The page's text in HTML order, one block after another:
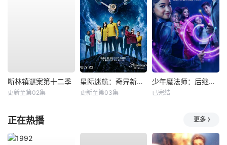
断林镇谜案第十二季
更新至第02集
星际迷航：奇异新世界第四季
更新至第03集
少年魔法师：后继者第三季
已完结
正在热播 更多